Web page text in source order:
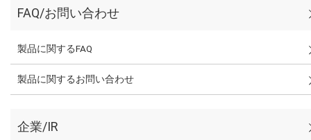
FAQ/お問い合わせ
製品に関するFAQ
製品に関するお問い合わせ
企業/IR